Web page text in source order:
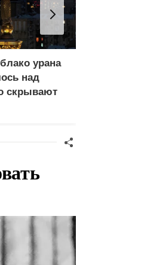
урана
над
скрывают